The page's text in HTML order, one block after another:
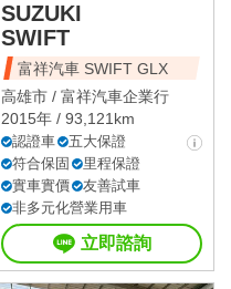
SUZUKI
SWIFT
富祥汽車 SWIFT GLX
高雄市 / 富祥汽車企業行
2015年 / 93,121km
認證車
五大保證
符合保固
里程保證
實車實價
友善試車
非多元化營業用車
立即諮詢